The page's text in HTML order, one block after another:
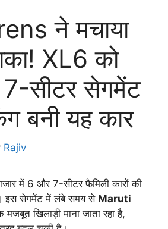
ने मचाया
XL6 को
7-सीटर सेगमेंट
बनी यह कार
Rajiv
में 6 और 7-सीटर फैमिली कारों की
इस सेगमेंट में लंबे समय से Maruti
मजबूत खिलाड़ी माना जाता रहा है,